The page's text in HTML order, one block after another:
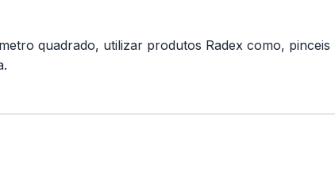
quadrado, utilizar produtos Radex como, pinceis